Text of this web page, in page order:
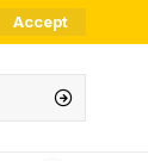
Accept